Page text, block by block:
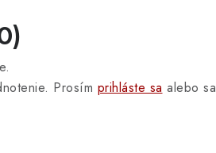
Prosím prihláste sa alebo sa